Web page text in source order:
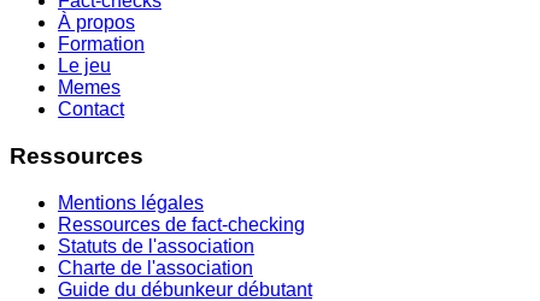
À propos
Formation
Le jeu
Memes
Contact
Ressources
Mentions légales
Ressources de fact-checking
Statuts de l'association
Charte de l'association
Guide du débunkeur débutant